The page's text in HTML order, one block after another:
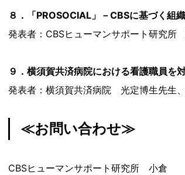
８．「PROSOCIAL」－CBSに基づく組
発表者：CBSヒューマンサポート研究
９．横須賀共済病院における看護職員を
発表者：横須賀共済病院 光定博生先
≪お問い合わせ≫
CBSヒューマンサポート研究所 小倉